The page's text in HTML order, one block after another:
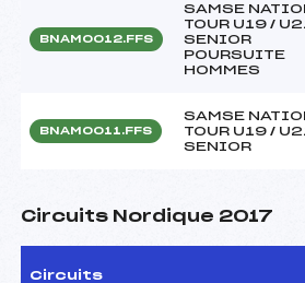
BNAM0012.FFS
SAMSE
TOUR U19 /
SENIOR
POURSUITE
HOMMES
BNAM0011.FFS
SAMSE
TOUR U19 /
SENIOR
Circuits Nordique 2017
Circuits